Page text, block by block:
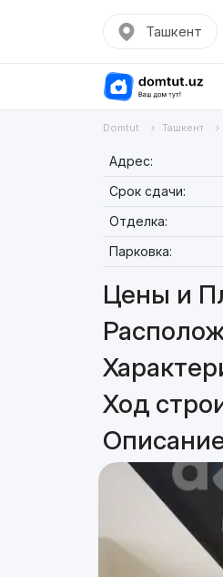
Ташкент
Domtut Ташкент
Адрес:
Срок сдачи:
Отделка:
Парковка:
Цены и
Ход